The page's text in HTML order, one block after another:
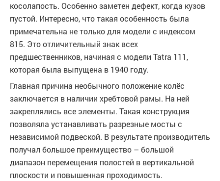
косолапость. Особенно заметен дефект, когда кузов
пустой. Интересно, что такая особенность была
примечательна не только для модели с индексом
815. Это отличительный знак всех
предшественников, начиная с модели Tatra 111,
которая была выпущена в 1940 году.
Главная причина необычного положение колёс
заключается в наличии хребтовой рамы. На ней
закреплялись все элементы. Такая конструкция
позволяла устанавливать разрезные мосты с
независимой подвеской. В результате производитель
получал большое преимущество – большой
диапазон перемещения полостей в вертикальной
плоскости и повышенная проходимость.